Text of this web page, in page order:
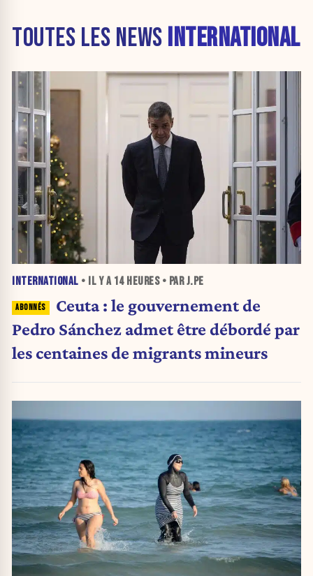
TOUTES LES NEWS INTERNATIONAL
INTERNATIONAL • IL Y A 14 HEURES• PAR J.PE
Ceuta : le gouvernement de
Pedro Sánchez admet être débordé par
les centaines de migrants mineurs